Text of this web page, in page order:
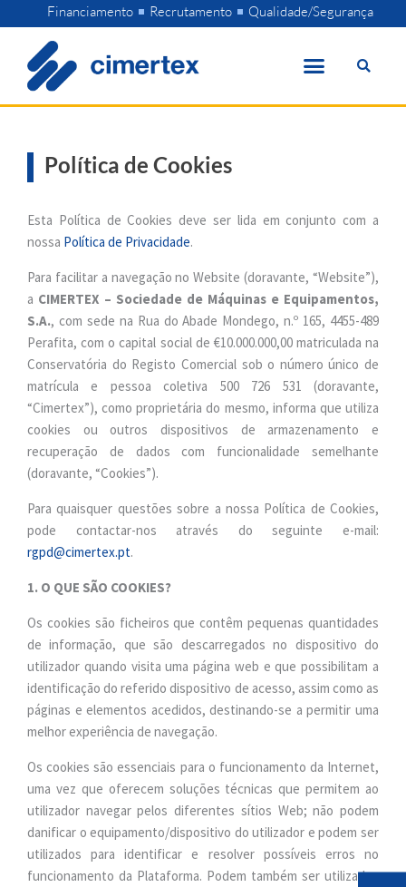
to
content
Financiamento Recrutamento Qualidade/Segurança
Política de Cookies
Esta Política de Cookies deve ser lida em conjunto com a
nossa Política de Privacidade.
Para facilitar a navegação no Website (doravante, “Website”),
a CIMERTEX – Sociedade de Máquinas e Equipamentos,
S.A., com sede na Rua do Abade Mondego, n.º 165, 4455-489
Perafita, com o capital social de €10.000.000,00 matriculada na
Conservatória do Registo Comercial sob o número único de
matrícula e pessoa coletiva 500 726 531 (doravante,
“Cimertex”), como proprietária do mesmo, informa que utiliza
cookies ou outros dispositivos de armazenamento e
recuperação de dados com funcionalidade semelhante
(doravante, “Cookies”).
Para quaisquer questões sobre a nossa Política de Cookies,
pode contactar-nos através do seguinte e-mail:
rgpd@cimertex.pt.
1. O QUE SÃO COOKIES?
Os cookies são ficheiros que contêm pequenas quantidades
de informação, que são descarregados no dispositivo do
utilizador quando visita uma página web e que possibilitam a
identificação do referido dispositivo de acesso, assim como as
páginas e elementos acedidos, destinando-se a permitir uma
melhor experiência de navegação.
Os cookies são essenciais para o funcionamento da Internet,
uma vez que oferecem soluções técnicas que permitem ao
utilizador navegar pelos diferentes sítios Web; não podem
danificar o equipamento/dispositivo do utilizador e podem ser
utilizados para identificar e resolver possíveis erros no
funcionamento da Plataforma. Podem também ser utilizados